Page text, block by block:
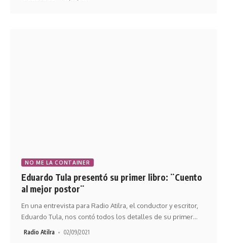
NO ME LA CONTAINER
Eduardo Tula presentó su primer libro: ¨Cuento
al mejor postor¨
En una entrevista para Radio Atilra, el conductor y escritor,
Eduardo Tula, nos contó todos los detalles de su primer…
Radio Atilra 02/09/2021